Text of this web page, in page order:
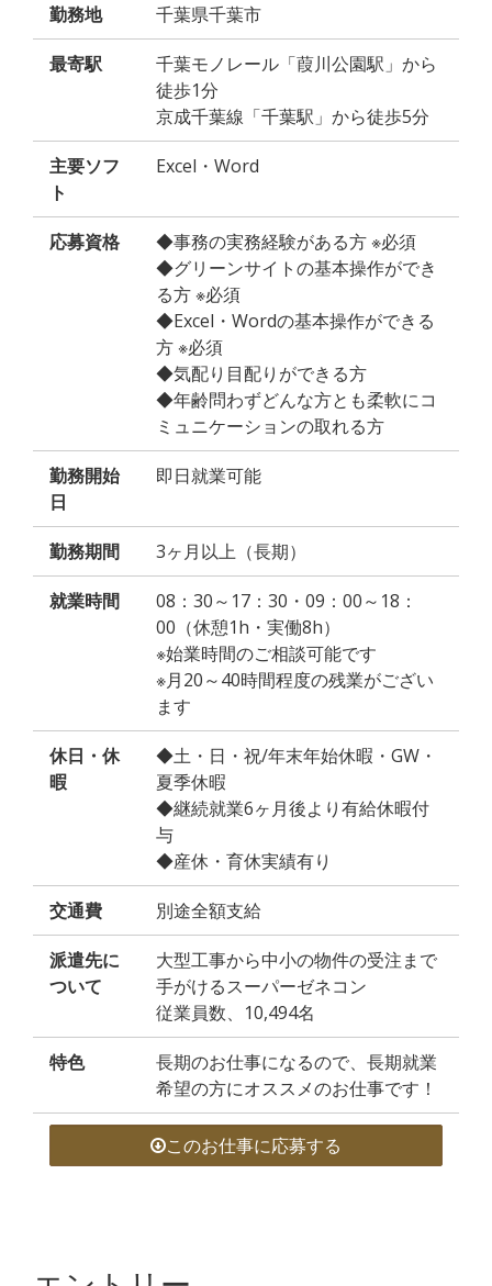
勤務地 千葉県千葉市
最寄駅
千葉モノレール「葭川公園駅」から
徒歩1分
京成千葉線「千葉駅」から徒歩5分
主要ソフ
ト
Excel・Word
応募資格
◆事務の実務経験がある方 ※必須
◆グリーンサイトの基本操作ができ
る方 ※必須
◆Excel・Wordの基本操作ができる
方 ※必須
◆気配り目配りができる方
◆年齢問わずどんな方とも柔軟にコ
ミュニケーションの取れる方
勤務開始
日
即日就業可能
勤務期間 3ヶ月以上（長期）
就業時間
08：30～17：30・09：00～18：
00（休憩1h・実働8h）
※始業時間のご相談可能です
※月20～40時間程度の残業がござい
ます
休日・休
暇
◆土・日・祝/年末年始休暇・GW・
夏季休暇
◆継続就業6ヶ月後より有給休暇付
与
◆産休・育休実績有り
交通費 別途全額支給
派遣先に
ついて
大型工事から中小の物件の受注まで
手がけるスーパーゼネコン
従業員数、10,494名
特色
長期のお仕事になるので、長期就業
希望の方にオススメのお仕事です！
このお仕事に応募する